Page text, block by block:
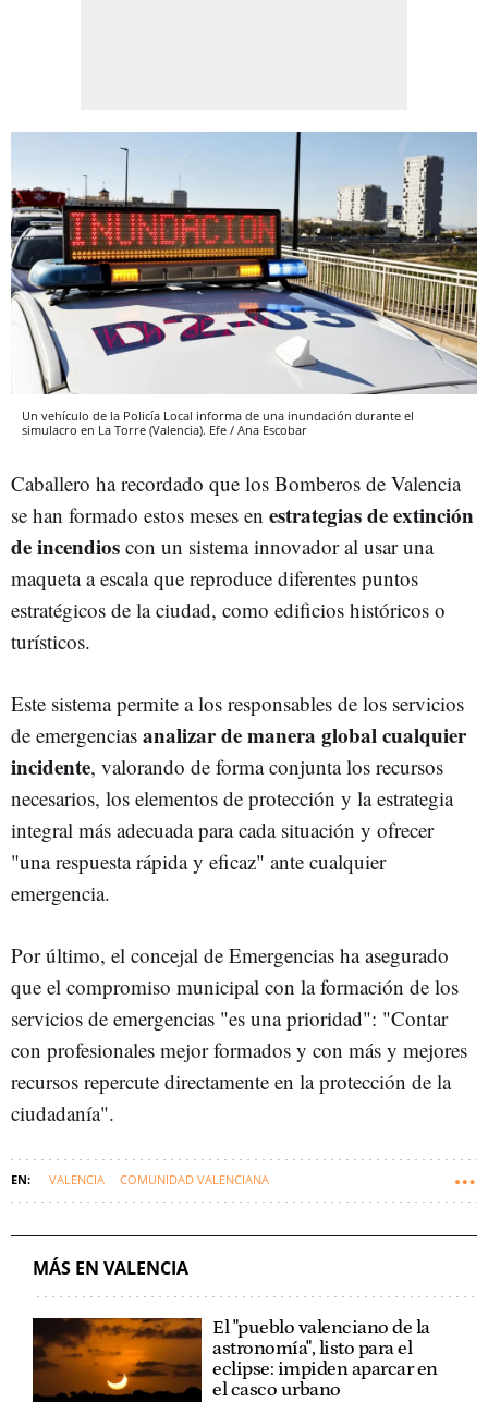
Un vehículo de la Policía Local informa de una inundación durante el
simulacro en La Torre (Valencia). Efe / Ana Escobar
Caballero ha recordado que los Bomberos de Valencia
se han formado estos meses en estrategias de extinción
de incendios con un sistema innovador al usar una
maqueta a escala que reproduce diferentes puntos
estratégicos de la ciudad, como edificios históricos o
turísticos.
Este sistema permite a los responsables de los servicios
de emergencias analizar de manera global cualquier
incidente, valorando de forma conjunta los recursos
necesarios, los elementos de protección y la estrategia
integral más adecuada para cada situación y ofrecer
"una respuesta rápida y eficaz" ante cualquier
emergencia.
Por último, el concejal de Emergencias ha asegurado
que el compromiso municipal con la formación de los
servicios de emergencias "es una prioridad": "Contar
con profesionales mejor formados y con más y mejores
recursos repercute directamente en la protección de la
ciudadanía".
VALENCIA COMUNIDAD VALENCIANA
EMERGENCIAS
MÁS EN VALENCIA
El "pueblo valenciano de la
astronomía", listo para el
eclipse: impiden aparcar en
el casco urbano